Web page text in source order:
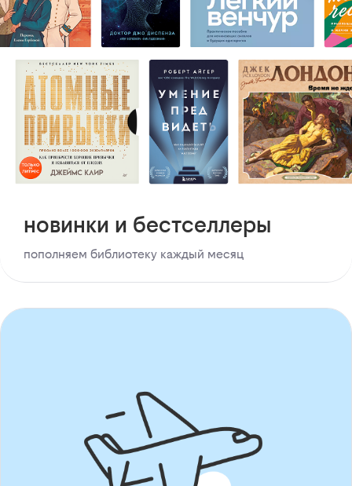
новинки и бестселлеры
пополняем библиотеку каждый месяц